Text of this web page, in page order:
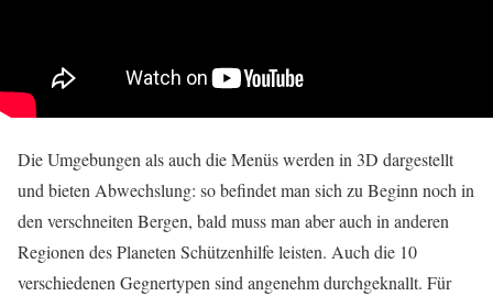
Die Umgebungen als auch die Menüs werden in 3D dargestellt
und bieten Abwechslung: so befindet man sich zu Beginn noch in
den verschneiten Bergen, bald muss man aber auch in anderen
Regionen des Planeten Schützenhilfe leisten. Auch die 10
verschiedenen Gegnertypen sind angenehm durchgeknallt. Für